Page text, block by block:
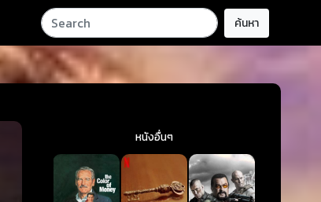
ค้นหา
หนังอื่นๆ